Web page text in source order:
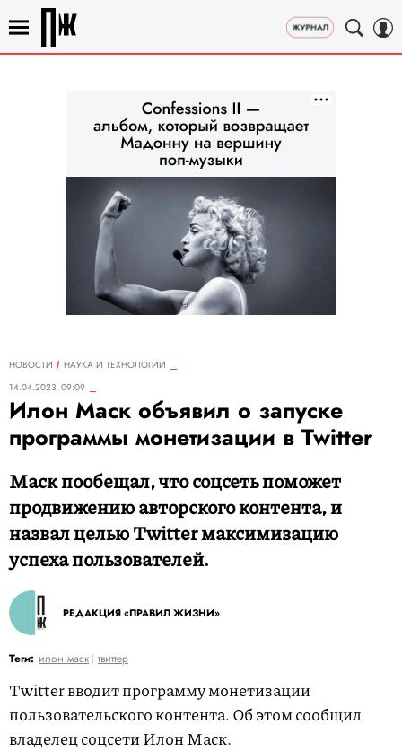
НОВОСТИ
НАУКА И ТЕХНОЛОГИИ
14.04.2023, 09:09
Илон Маск объявил о запуске
программы монетизации в Twitter
Маск пообещал, что соцсеть поможет
продвижению авторского контента, и
назвал целью Twitter максимизацию
успеха пользователей.
РЕДАКЦИЯ «ПРАВИЛ ЖИЗНИ»
Теги: илон маск твиттер
Twitter вводит программу монетизации
пользовательского контента. Об этом сообщил
владелец соцсети Илон Маск.